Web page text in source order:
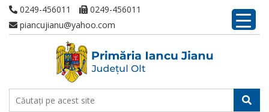
0249-456011
0249-456011
piancujianu@yahoo.com